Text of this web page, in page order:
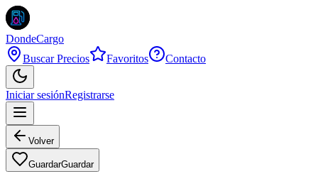
DondeCargo
Buscar Precios
Favoritos Contacto
Iniciar sesiónRegistrarse
Volver
GuardarGuardar